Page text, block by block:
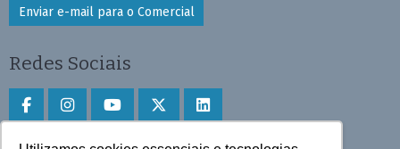
Enviar e-mail para o Comercial
Redes Sociais